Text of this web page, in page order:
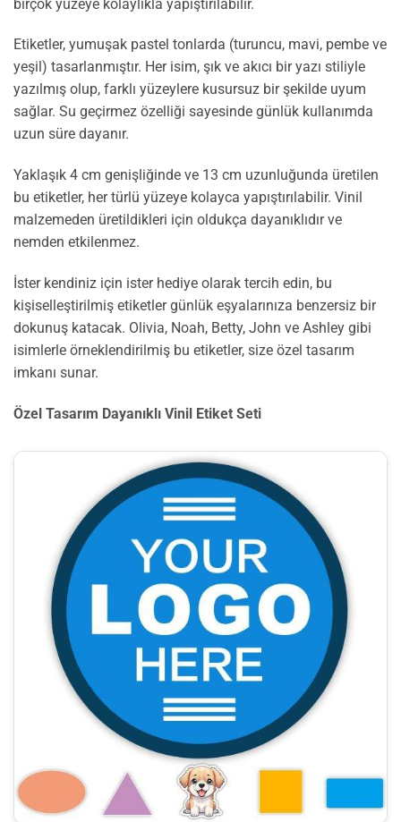
birçok yüzeye kolaylıkla yapıştırılabilir.
Etiketler, yumuşak pastel tonlarda (turuncu, mavi, pembe ve
yeşil) tasarlanmıştır. Her isim, şık ve akıcı bir yazı stiliyle
yazılmış olup, farklı yüzeylere kusursuz bir şekilde uyum
sağlar. Su geçirmez özelliği sayesinde günlük kullanımda
uzun süre dayanır.
Yaklaşık 4 cm genişliğinde ve 13 cm uzunluğunda üretilen
bu etiketler, her türlü yüzeye kolayca yapıştırılabilir. Vinil
malzemeden üretildikleri için oldukça dayanıklıdır ve
nemden etkilenmez.
İster kendiniz için ister hediye olarak tercih edin, bu
kişiselleştirilmiş etiketler günlük eşyalarınıza benzersiz bir
dokunuş katacak. Olivia, Noah, Betty, John ve Ashley gibi
isimlerle örneklendirilmiş bu etiketler, size özel tasarım
imkanı sunar.
Özel Tasarım Dayanıklı Vinil Etiket Seti